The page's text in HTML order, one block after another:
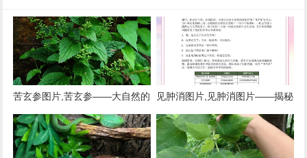
苦玄参图片,苦玄参——大自然的
神奇植物
见肿消图片,见肿消图片——揭秘
神奇的中草药膏药